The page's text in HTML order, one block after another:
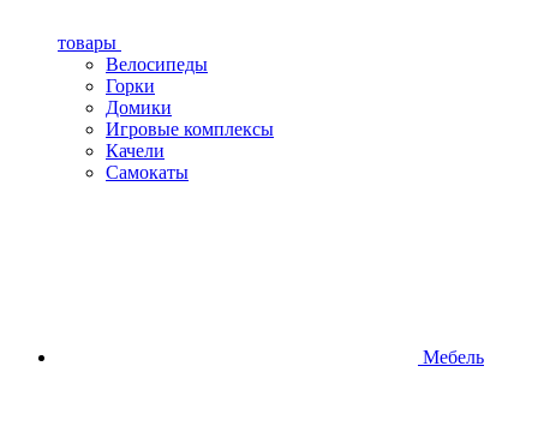
товары
Велосипеды
Горки
Домики
Игровые комплексы
Качели
Самокаты
Мебель